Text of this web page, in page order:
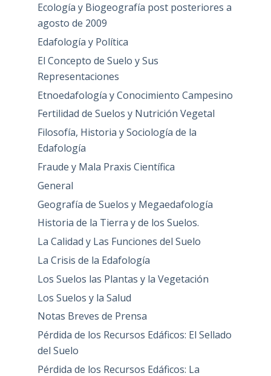
Ecología y Biogeografía post posteriores a
agosto de 2009
Edafología y Política
El Concepto de Suelo y Sus
Representaciones
Etnoedafología y Conocimiento Campesino
Fertilidad de Suelos y Nutrición Vegetal
Filosofía, Historia y Sociología de la
Edafología
Fraude y Mala Praxis Científica
General
Geografía de Suelos y Megaedafología
Historia de la Tierra y de los Suelos.
La Calidad y Las Funciones del Suelo
La Crisis de la Edafología
Los Suelos las Plantas y la Vegetación
Los Suelos y la Salud
Notas Breves de Prensa
Pérdida de los Recursos Edáficos: El Sellado
del Suelo
Pérdida de los Recursos Edáficos: La